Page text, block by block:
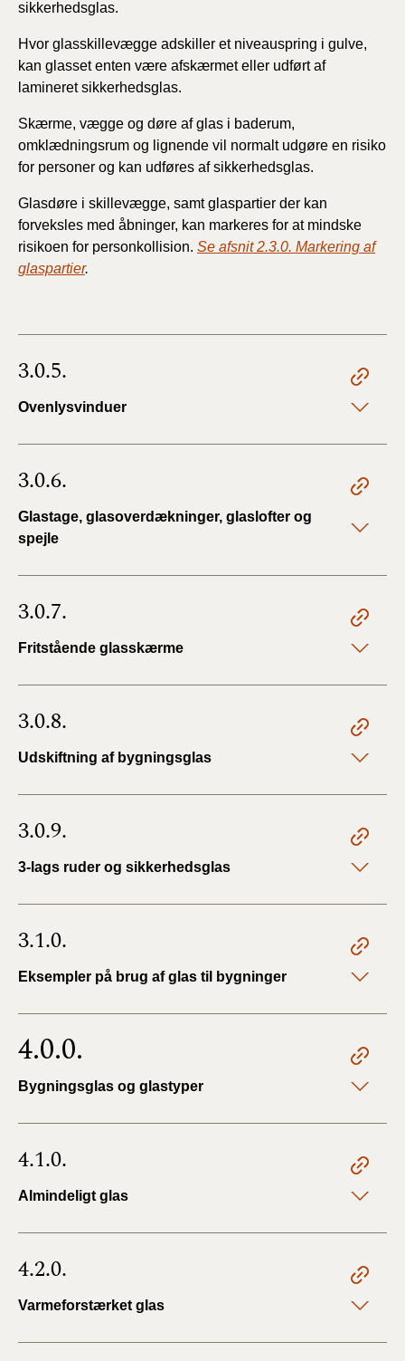
sikkerhedsglas.
Hvor glasskillevægge adskiller et niveauspring i gulve,
kan glasset enten være afskærmet eller udført af
lamineret sikkerhedsglas.
Skærme, vægge og døre af glas i baderum,
omklædningsrum og lignende vil normalt udgøre en risiko
for personer og kan udføres af sikkerhedsglas.
Glasdøre i skillevægge, samt glaspartier der kan
forveksles med åbninger, kan markeres for at mindske
risikoen for personkollision. Se afsnit 2.3.0. Markering af
glaspartier.
3.0.5.
Ovenlysvinduer
3.0.6.
Glastage, glasoverdækninger, glaslofter og
spejle
3.0.7.
Fritstående glasskærme
3.0.8.
Udskiftning af bygningsglas
3.0.9.
3-lags ruder og sikkerhedsglas
3.1.0.
Eksempler på brug af glas til bygninger
4.0.0.
Bygningsglas og glastyper
4.1.0.
Almindeligt glas
4.2.0.
Varmeforstærket glas